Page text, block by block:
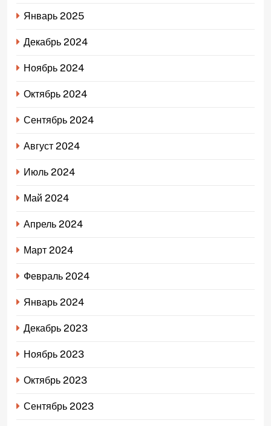
Январь 2025
Декабрь 2024
Ноябрь 2024
Октябрь 2024
Сентябрь 2024
Август 2024
Июль 2024
Май 2024
Апрель 2024
Март 2024
Февраль 2024
Январь 2024
Декабрь 2023
Ноябрь 2023
Октябрь 2023
Сентябрь 2023